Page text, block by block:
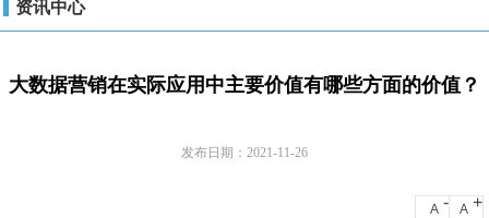
资讯中心
大数据营销在实际应用中主要价值有哪些方面的价值？
发布日期：2021-11-26
A - A +